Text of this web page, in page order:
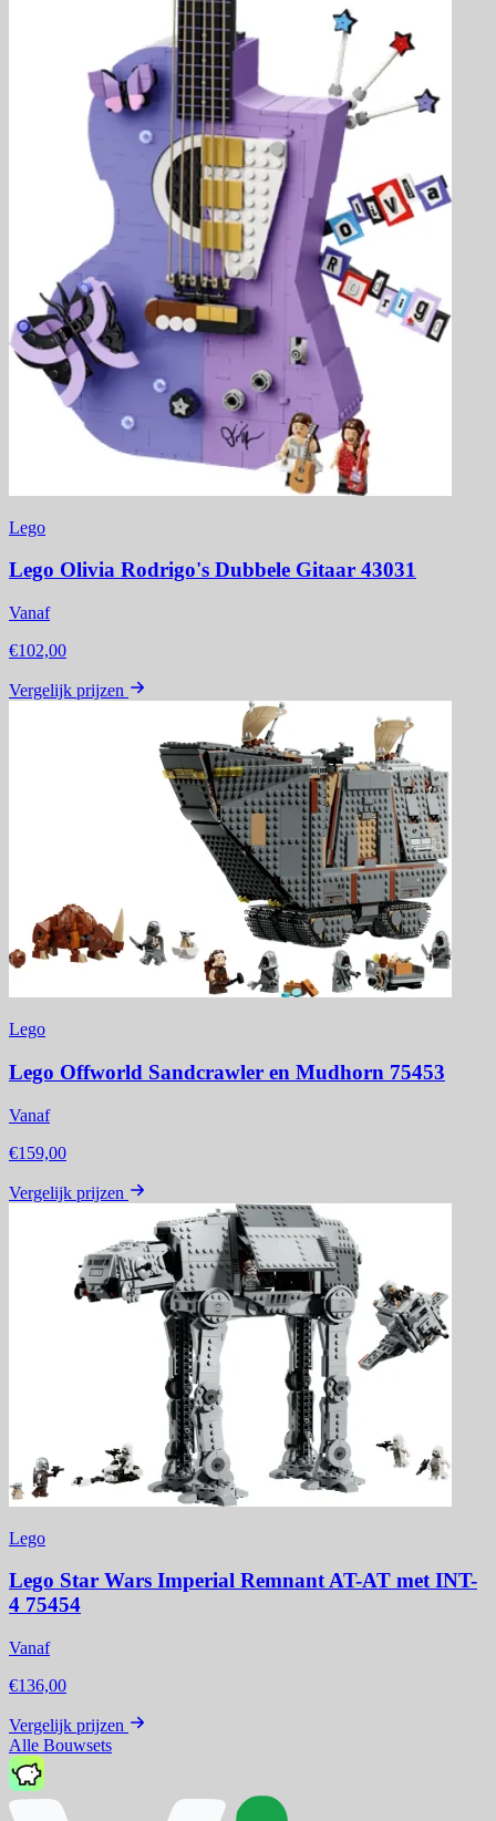
Lego
Lego Olivia Rodrigo's Dubbele Gitaar 43031
Vanaf
€102,00
Vergelijk prijzen
Lego
Lego Offworld Sandcrawler en Mudhorn 75453
Vanaf
€159,00
Vergelijk prijzen
Lego
Lego Star Wars Imperial Remnant AT-AT met INT-
4 75454
Vanaf
€136,00
Vergelijk prijzen
Alle Bouwsets